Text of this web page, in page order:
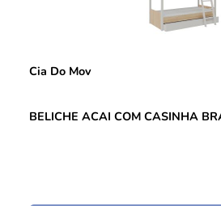
Cia Do Mov
BELICHE ACAI COM CASINHA